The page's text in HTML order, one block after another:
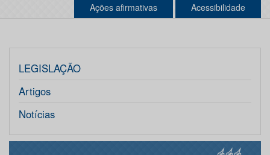
Ações afirmativas Acessibilidade
LEGISLAÇÃO
Artigos
Notícias